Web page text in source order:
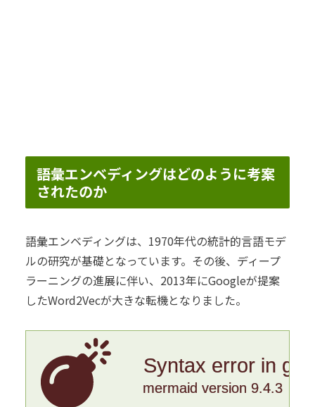
語彙エンベディングはどのように考案
されたのか
語彙エンベディングは、1970年代の統計的言語モデ
ルの研究が基礎となっています。その後、ディープ
ラーニングの進展に伴い、2013年にGoogleが提案
したWord2Vecが大きな転機となりました。
Syntax error in
mermaid version 9.4.3